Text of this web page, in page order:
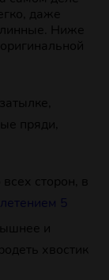
даже
Ниже
пряди,
сторон, в
и
хвостик